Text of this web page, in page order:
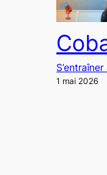
1 mai 2026